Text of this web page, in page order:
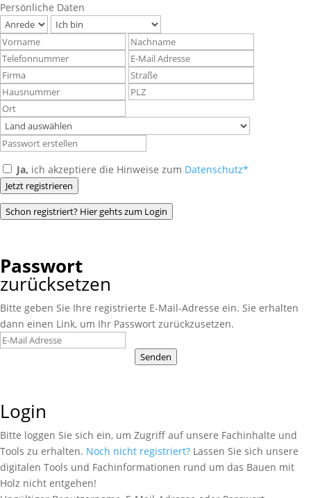
Persönliche Daten
Ja, ich akzeptiere die Hinweise zum Datenschutz*
Jetzt registrieren
Schon registriert? Hier gehts zum Login
Passwort
zurücksetzen
Bitte geben Sie Ihre registrierte E-Mail-Adresse ein. Sie erhalten
dann einen Link, um Ihr Passwort zurückzusetzen.
Senden
Login
Bitte loggen Sie sich ein, um Zugriff auf unsere Fachinhalte und
Tools zu erhalten. Noch nicht registriert? Lassen Sie sich unsere
digitalen Tools und Fachinformationen rund um das Bauen mit
Holz nicht entgehen!